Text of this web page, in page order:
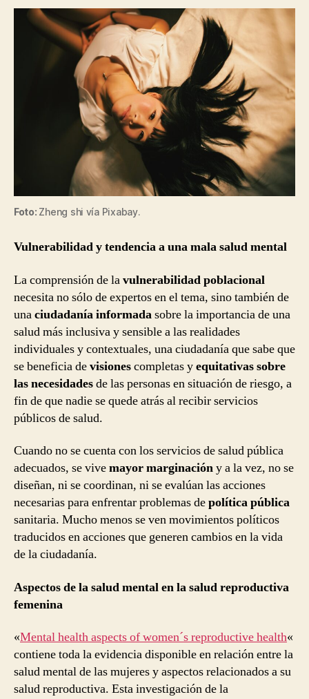
Foto: Zheng shi vía Pixabay.
Vulnerabilidad y tendencia a una mala salud mental
La comprensión de lavulnerabilidad poblacional
necesita no sólo de expertos en el tema, sino también de
unaciudadanía informadasobre la importancia de una
salud más inclusiva y sensible a las realidades
individuales y contextuales, una ciudadanía que sabe que
se beneficia devisionescompletas yequitativas sobre
las necesidadesde las personas en situación de riesgo, a
fin de que nadie se quede atrás al recibir servicios
públicos de salud.
Cuando no se cuenta con los servicios de salud pública
adecuados, se vivemayor marginacióny a la vez, no se
diseñan, ni se coordinan, ni se evalúan las acciones
necesarias para enfrentar problemas depolítica pública
sanitaria. Mucho menos se ven movimientos políticos
traducidos en acciones que generen cambios en la vida
de la ciudadanía.
Aspectos de la salud mental en la salud reproductiva
femenina
«Mental health aspects of women´s reproductive health«
contiene toda la evidencia disponible en relación entre la
salud mental de las mujeres y aspectos relacionados a su
salud reproductiva. Esta investigación de la